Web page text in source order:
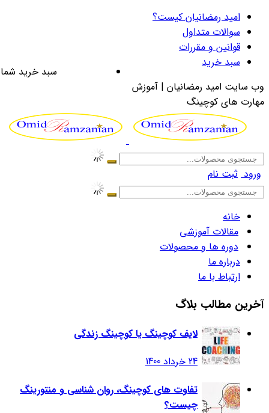
امید رمضانیان کیست؟
سوالات متداول
قوانین و مقررات
سبد خرید
سبد خرید
وب سایت امید رمضانیان | آموزش
مهارت های کوچینگ
ورود ثبت نام
خانه
مقالات آموزشی
دوره ها و محصولات
درباره ما
ارتباط با ما
آخرین مطالب بلاگ
لایف کوچینگ یا کوچینگ زندگی
24 خرداد 1400
تفاوت های کوچینگ، روان شناسی و منتورینگ
چیست؟